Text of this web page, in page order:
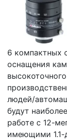
6 компактных
оснащения
людей/
будут
работе с 12-
имеющими 1.1-